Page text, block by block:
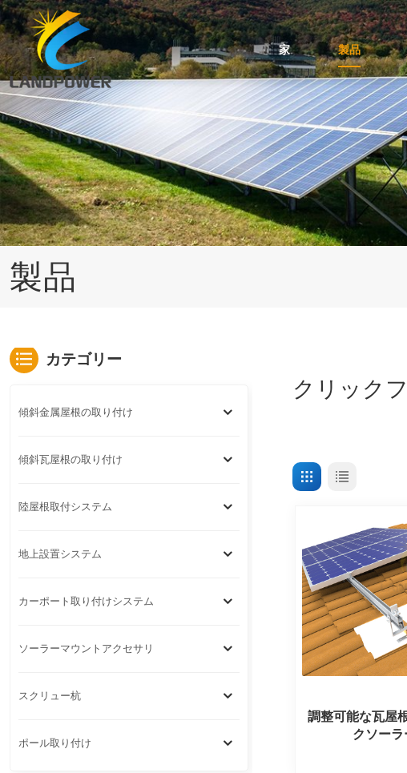
家 製品
製品
クリック
調整可能な瓦屋
クソーラ
カテゴリー
傾斜金属屋根の取り付け
傾斜瓦屋根の取り付け
陸屋根取付システム
地上設置システム
カーポート取り付けシステム
ソーラーマウントアクセサリ
スクリュー杭
ポール取り付け